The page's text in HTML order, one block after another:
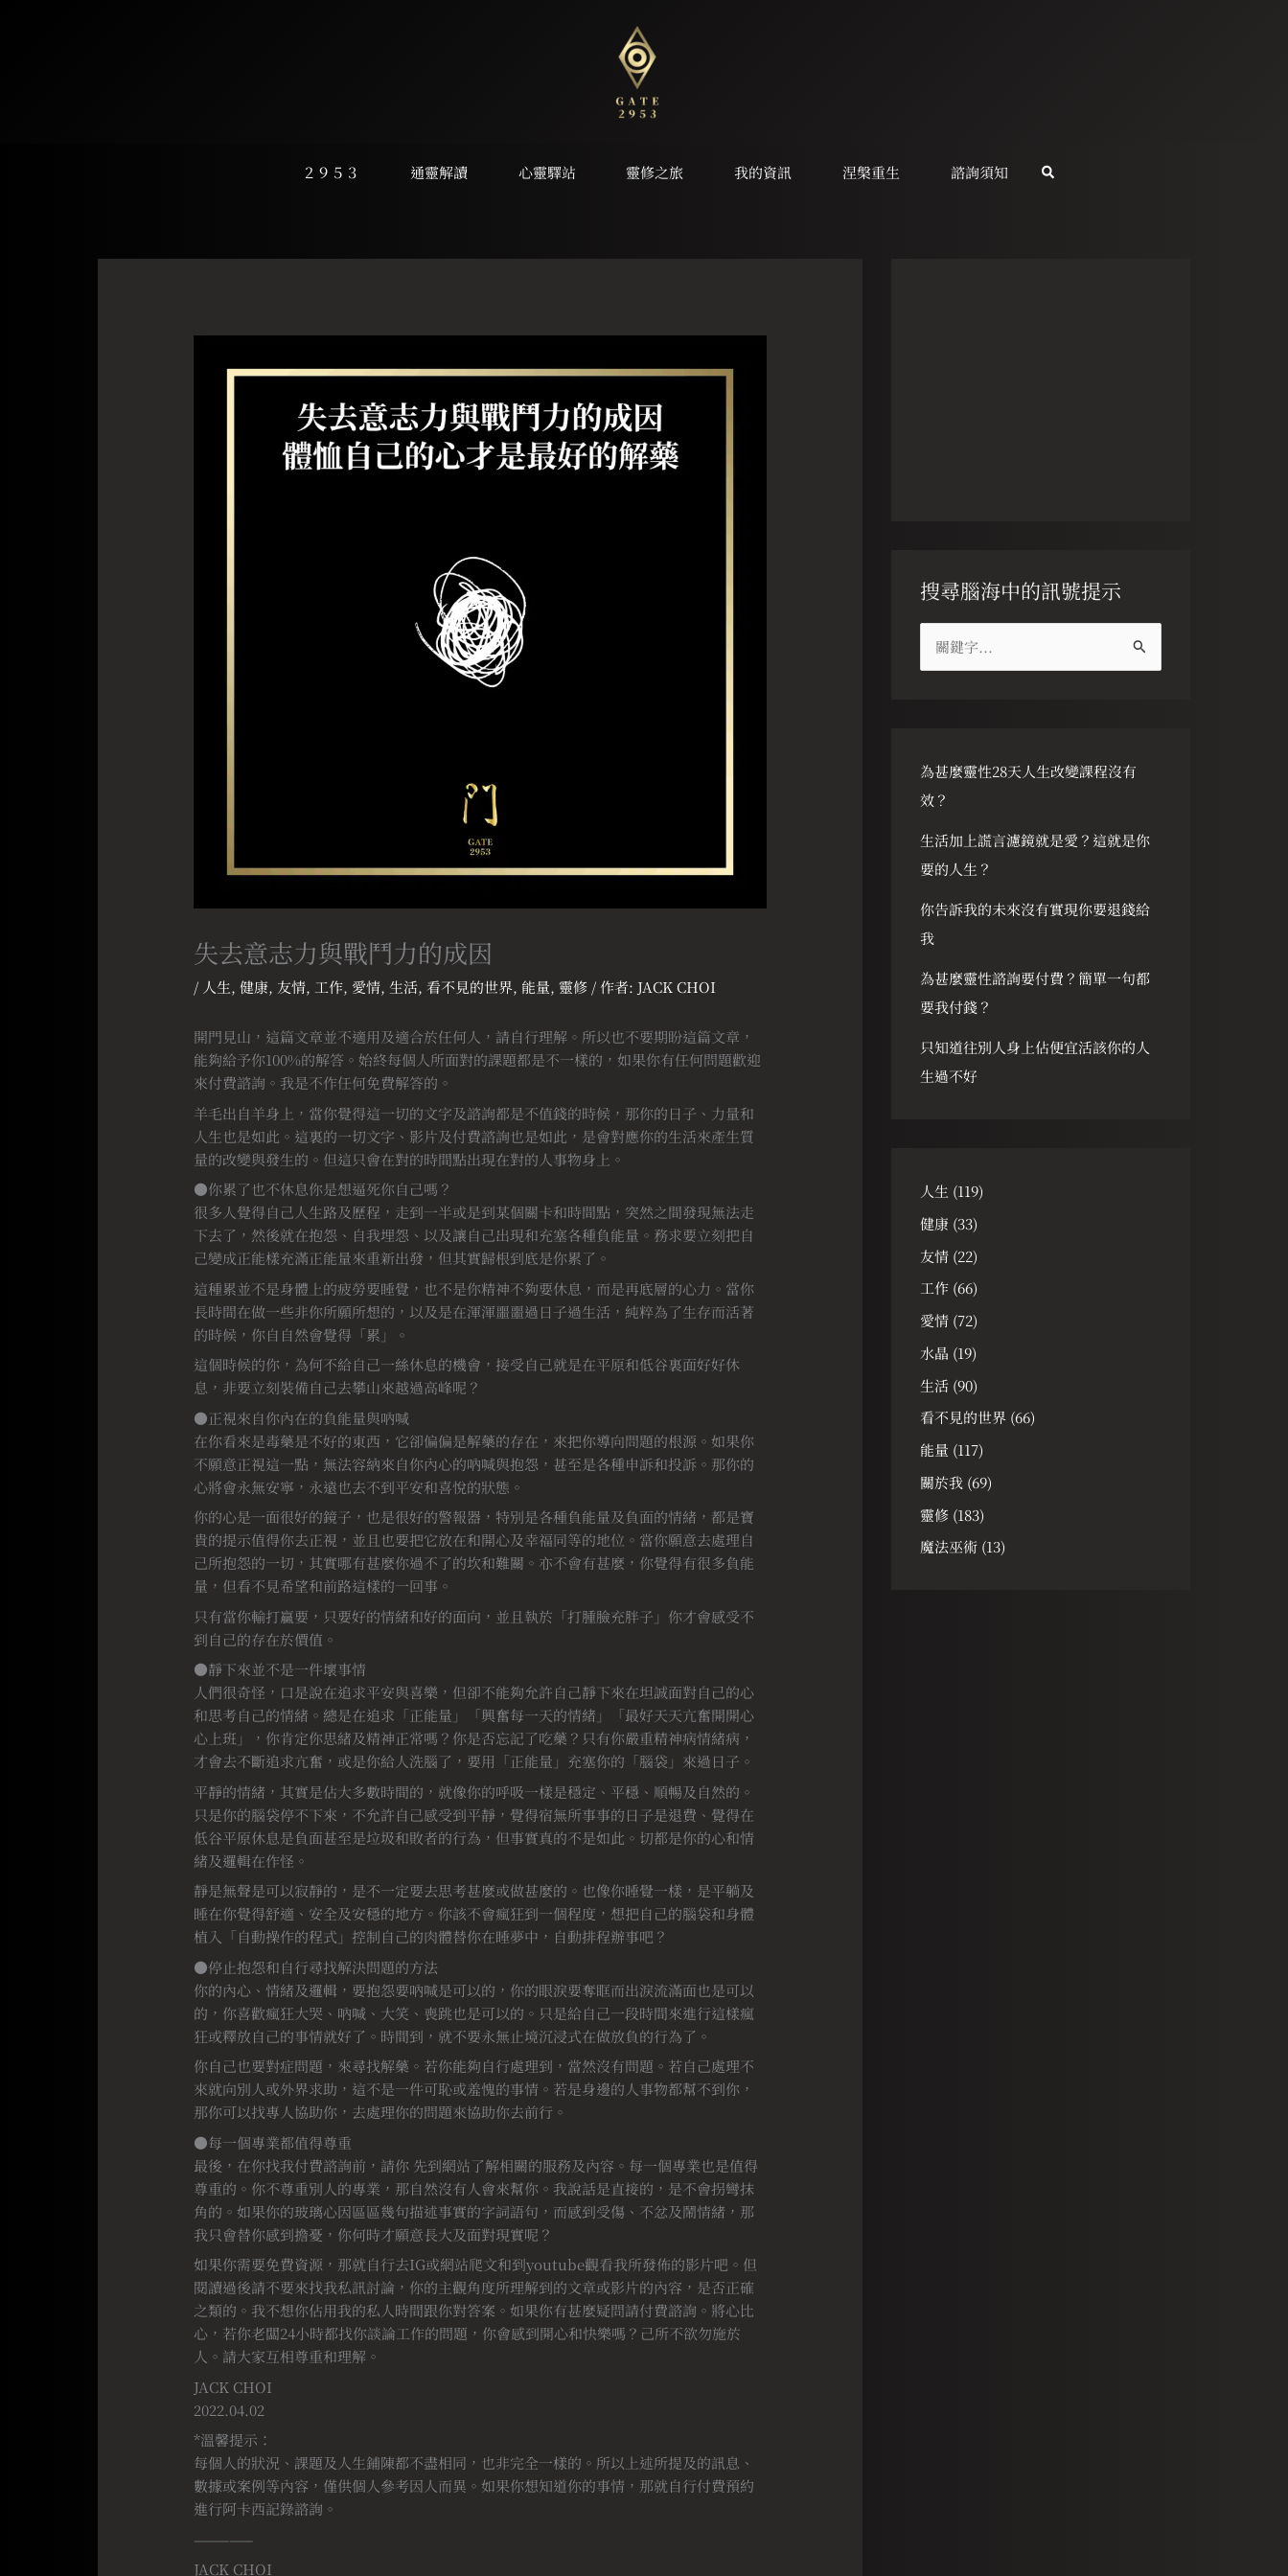
２９５３ 通靈解讀 心靈驛站 靈修之旅 我的資訊 涅槃重生 諮詢須知
失去意志力與戰鬥力的成因
/ 人生,健康, 友情, 工作, 愛情,生活,看不見的世界, 能量,靈修 / 作者: JACK CHOI
開門見山，這篇文章並不適用及適合於任何人，請自行理解。所以也不要期盼這篇文章，
能夠給予你100%的解答。始終每個人所面對的課題都是不一樣的，如果你有任何問題歡迎
來付費諮詢。我是不作任何免費解答的。
羊毛出自羊身上，當你覺得這一切的文字及諮詢都是不值錢的時候，那你的日子、力量和
人生也是如此。這裏的一切文字、影片及付費諮詢也是如此，是會對應你的生活來產生質
量的改變與發生的。但這只會在對的時間點出現在對的人事物身上。
●你累了也不休息你是想逼死你自己嗎？
很多人覺得自己人生路及歷程，走到一半或是到某個關卡和時間點，突然之間發現無法走
下去了，然後就在抱怨、自我埋怨、以及讓自己出現和充塞各種負能量。務求要立刻把自
己變成正能樣充滿正能量來重新出發，但其實歸根到底是你累了。
這種累並不是身體上的疲勞要睡覺，也不是你精神不夠要休息，而是再底層的心力。當你
長時間在做一些非你所願所想的，以及是在渾渾噩噩過日子過生活，純粹為了生存而活著
的時候，你自自然會覺得「累」。
這個時候的你，為何不給自己一絲休息的機會，接受自己就是在平原和低谷裏面好好休
息，非要立刻裝備自己去攀山來越過高峰呢？
●正視來自你內在的負能量與吶喊
在你看來是毒藥是不好的東西，它卻偏偏是解藥的存在，來把你導向問題的根源。如果你
不願意正視這一點，無法容納來自你內心的吶喊與抱怨，甚至是各種申訴和投訴。那你的
心將會永無安寧，永遠也去不到平安和喜悅的狀態。
你的心是一面很好的鏡子，也是很好的警報器，特別是各種負能量及負面的情緒，都是寶
貴的提示值得你去正視，並且也要把它放在和開心及幸福同等的地位。當你願意去處理自
己所抱怨的一切，其實哪有甚麼你過不了的坎和難關。亦不會有甚麼，你覺得有很多負能
量，但看不見希望和前路這樣的一回事。
只有當你輸打贏要，只要好的情緒和好的面向，並且執於「打腫臉充胖子」你才會感受不
到自己的存在於價值。
●靜下來並不是一件壞事情
人們很奇怪，口是說在追求平安與喜樂，但卻不能夠允許自己靜下來在坦誠面對自己的心
和思考自己的情緒。總是在追求「正能量」「興奮每一天的情緒」「最好天天亢奮開開心
心上班」，你肯定你思緒及精神正常嗎？你是否忘記了吃藥？只有你嚴重精神病情緒病，
才會去不斷追求亢奮，或是你給人洗腦了，要用「正能量」充塞你的「腦袋」來過日子。
平靜的情緒，其實是佔大多數時間的，就像你的呼吸一樣是穩定、平穩、順暢及自然的。
只是你的腦袋停不下來，不允許自己感受到平靜，覺得宿無所事事的日子是退費、覺得在
低谷平原休息是負面甚至是垃圾和敗者的行為，但事實真的不是如此。切都是你的心和情
緒及邏輯在作怪。
靜是無聲是可以寂靜的，是不一定要去思考甚麼或做甚麼的。也像你睡覺一樣，是平躺及
睡在你覺得舒適、安全及安穩的地方。你該不會瘋狂到一個程度，想把自己的腦袋和身體
植入「自動操作的程式」控制自己的肉體替你在睡夢中，自動排程辦事吧？
●停止抱怨和自行尋找解決問題的方法
你的內心、情緒及邏輯，要抱怨要吶喊是可以的，你的眼淚要奪眶而出淚流滿面也是可以
的，你喜歡瘋狂大哭、吶喊、大笑、喪跳也是可以的。只是給自己一段時間來進行這樣瘋
狂或釋放自己的事情就好了。時間到，就不要永無止境沉浸式在做放負的行為了。
你自己也要對症問題，來尋找解藥。若你能夠自行處理到，當然沒有問題。若自己處理不
來就向別人或外界求助，這不是一件可恥或羞愧的事情。若是身邊的人事物都幫不到你，
那你可以找專人協助你，去處理你的問題來協助你去前行。
●每一個專業都值得尊重
最後，在你找我付費諮詢前，請你 先到網站了解相關的服務及內容。每一個專業也是值得
尊重的。你不尊重別人的專業，那自然沒有人會來幫你。我說話是直接的，是不會拐彎抹
角的。如果你的玻璃心因區區幾句描述事實的字詞語句，而感到受傷、不忿及鬧情緒，那
我只會替你感到擔憂，你何時才願意長大及面對現實呢？
如果你需要免費資源，那就自行去IG或網站爬文和到youtube觀看我所發佈的影片吧。但
閱讀過後請不要來找我私訊討論，你的主觀角度所理解到的文章或影片的內容，是否正確
之類的。我不想你佔用我的私人時間跟你對答案。如果你有甚麼疑問請付費諮詢。將心比
心，若你老闆24小時都找你談論工作的問題，你會感到開心和快樂嗎？己所不欲勿施於
人。請大家互相尊重和理解。
JACK CHOI
2022.04.02
*溫馨提示：
每個人的狀況、課題及人生鋪陳都不盡相同，也非完全一樣的。所以上述所提及的訊息、
數據或案例等內容，僅供個人參考因人而異。如果你想知道你的事情，那就自行付費預約
進行阿卡西記錄諮詢。
—————
JACK CHOI
搜尋腦海中的訊號提示
字
:
為甚麼靈性28天人生改變課程沒有
效？
生活加上謊言濾鏡就是愛？這就是你
要的人生？
你告訴我的未來沒有實現你要退錢給
我
為甚麼靈性諮詢要付費？簡單一句都
要我付錢？
只知道往別人身上佔便宜活該你的人
生過不好
人生 (119)
健康 (33)
友情 (22)
工作 (66)
愛情 (72)
水晶 (19)
生活 (90)
看不見的世界 (66)
能量 (117)
關於我 (69)
靈修 (183)
魔法巫術 (13)